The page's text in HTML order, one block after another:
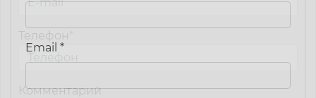
Email *
Телефон
Комментарий